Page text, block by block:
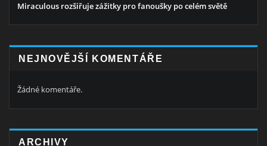
Miraculous rozšiřuje zážitky pro fanoušky po celém světě
NEJNOVĚJŠÍ KOMENTÁŘE
Žádné komentáře.
ARCHIVY